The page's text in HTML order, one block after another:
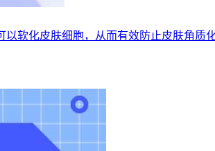
软化皮肤细胞，从而有效防止皮肤角质